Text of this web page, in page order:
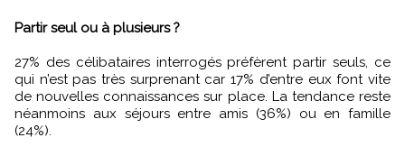
Partir seul ou à plusieurs ?
27% des célibataires interrogés préfèrent partir seuls, ce
qui n’est pas très surprenant car 17% d’entre eux font vite
de nouvelles connaissances sur place. La tendance reste
néanmoins aux séjours entre amis (36%) ou en famille
(24%).